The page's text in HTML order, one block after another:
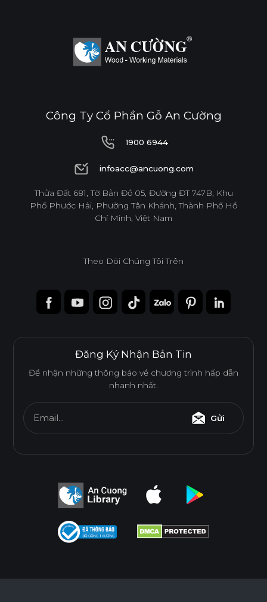
Công Ty Cổ Phần Gỗ An Cường
1900 6944
1900 6944
infoacc@ancuong.com
infoacc@ancuong.com
Thửa Đất 681, Tờ Bản Đồ 05, Đường ĐT 747B, Khu
Phố Phước Hải, Phường Tân Khánh, Thành Phố Hồ
Chí Minh, Việt Nam
Theo Dõi Chúng Tôi Trên
Đăng Ký Nhận Bản Tin
Để nhận những thông báo về chương trình hấp dẫn
nhanh nhất.
Email... Gửi